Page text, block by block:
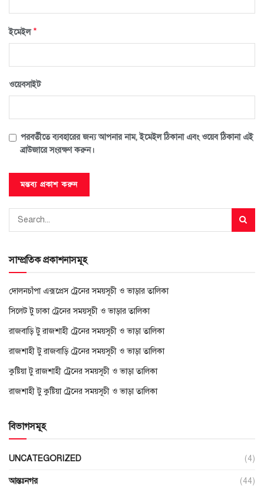
ইমেইল*
ওয়েবসাইট
পরবর্তীতে ব্যবহারের জন্য আপনার নাম, ইমেইল ঠিকানা এবং ওয়েব ঠিকানা এই
ব্রাউজারে সংরক্ষণ করুন।
সাম্প্রতিক প্রকাশনাসমূহ
দোলনচাঁপা এক্সপ্রেস ট্রেনের সময়সূচী ও ভাড়ার তালিকা
সিলেট টু ঢাকা ট্রেনের সময়সূচী ও ভাড়ার তালিকা
রাজবাড়ি টু রাজশাহী ট্রেনের সময়সূচী ও ভাড়া তালিকা
রাজশাহী টু রাজবাড়ি ট্রেনের সময়সূচী ও ভাড়া তালিকা
কুষ্টিয়া টু রাজশাহী ট্রেনের সময়সূচী ও ভাড়া তালিকা
রাজশাহী টু কুষ্টিয়া ট্রেনের সময়সূচী ও ভাড়া তালিকা
বিভাগসমূহ
UNCATEGORIZED (4)
আন্তঃনগর (44)